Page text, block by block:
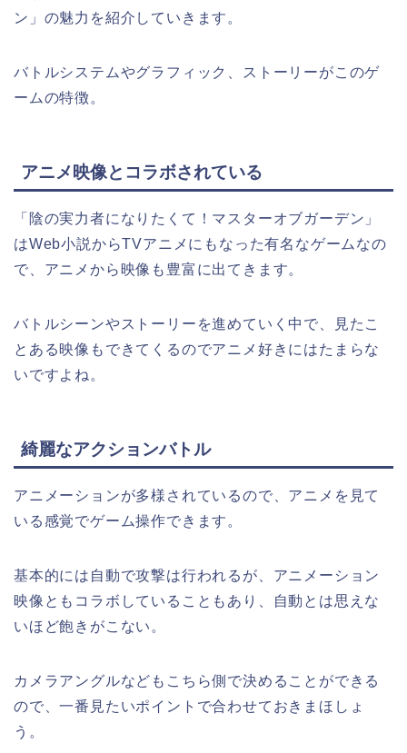
ン」の魅力を紹介していきます。
バトルシステムやグラフィック、ストーリーがこのゲ
ームの特徴。
アニメ映像とコラボされている
「陰の実力者になりたくて！マスターオブガーデン」
はWeb小説からTVアニメにもなった有名なゲームなの
で、アニメから映像も豊富に出てきます。
バトルシーンやストーリーを進めていく中で、見たこ
とある映像もできてくるのでアニメ好きにはたまらな
いですよね。
綺麗なアクションバトル
アニメーションが多様されているので、アニメを見て
いる感覚でゲーム操作できます。
基本的には自動で攻撃は行われるが、アニメーション
映像ともコラボしていることもあり、自動とは思えな
いほど飽きがこない。
カメラアングルなどもこちら側で決めることができる
ので、一番見たいポイントで合わせておきまほしょ
う。